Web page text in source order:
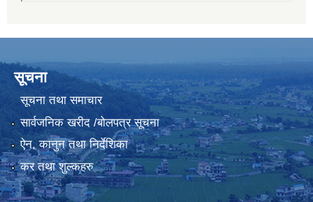
सूचना
सूचना तथा समाचार
सार्वजनिक खरीद /बोलपत्र सूचना
ऐन, कानुन तथा निर्देशिका
कर तथा शुल्कहरु